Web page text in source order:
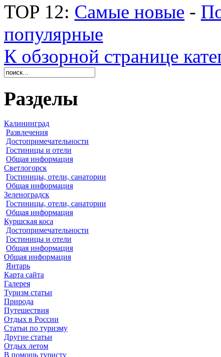
TOP 12: Самые новые -
популярные
К обзорной странице
Разделы
Калининград
Развлечения
Достопримечательности
Гостиницы и отели
Общая информация
Светлогорск
Гостиницы, отели, санатории
Общая информация
Зеленоградск
Гостиницы, отели, санатории
Общая информация
Куршская коса
Достопримечательности
Гостиницы и отели
Общая информация
Общая информация
Янтарь
Карта сайта
Галерея
Туризм статьи
Природа
Путешествия
Отдых в России
Статьи по туризму
Другие статьи
Отдых летом
В помощь туристу